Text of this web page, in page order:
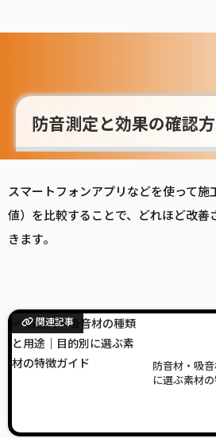
防音測定と効果の確認
スマートフォンアプリなどを使って施
値）を比較することで、どれほど改善
きます。
関連記事
防音材・吸
に選ぶ素材